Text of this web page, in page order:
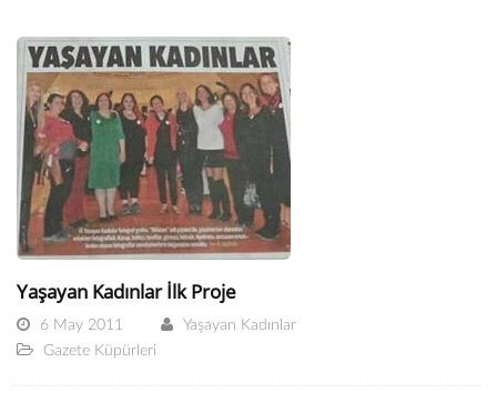
Yaşayan Kadınlar İlk Proje
6 May 2011
Yaşayan Kadınlar
Gazete Küpürleri